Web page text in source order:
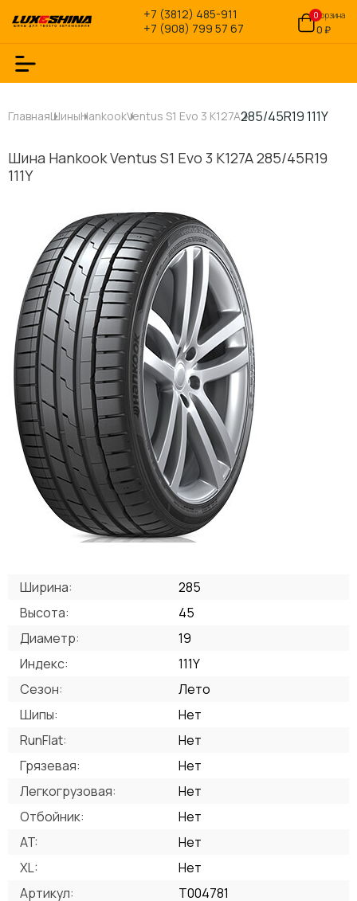
+7 (3812) 485-911
+7 (908) 799 57 67
0Корзина
0 ₽
ГлавнаяШиныHankookVentus S1 Evo 3 K127A285/45R19 111Y
Шина Hankook Ventus S1 Evo 3 K127A 285/45R19
111Y
Ширина:
285
Высота:
45
Диаметр:
19
Индекс:
111Y
Сезон:
Лето
Шипы:
Нет
RunFlat:
Нет
Грязевая:
Нет
Легкогрузовая:
Нет
Отбойник:
Нет
AT:
Нет
XL:
Нет
Артикул:
T004781